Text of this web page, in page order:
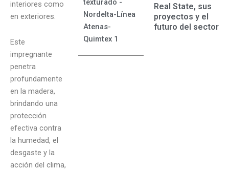
interiores como
en exteriores.
Este
impregnante
penetra
profundamente
en la madera,
brindando una
protección
efectiva contra
la humedad, el
desgaste y la
acción del clima,
texturado -
Nordelta-Línea
Atenas-
Quimtex 1
Real State, sus
proyectos y el
futuro del sector